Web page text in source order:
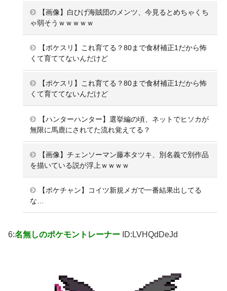
【画像】白ひげ海賊団のメンツ、今見るとめちゃくち
ゃ弱そうｗｗｗｗｗ
【ポケスリ】これ育てる？80まで食材補正1だから怖
くて育ててないんだけど
【ポケスリ】これ育てる？80まで食材補正1だから怖
くて育ててないんだけど
【ハンターハンター】選挙編の頃、ネットでヒソカが
無限に馬鹿にされてた流れ覚えてる？
【画像】チェンソーマン藤本タツキ、別名義で別作品
を描いている説が浮上ｗｗｗｗ
【ポケチャン】コイツ新規メガで一番結果出してる
な…
6:名無しのポケモントレーナー ID:LVHQdDeJd